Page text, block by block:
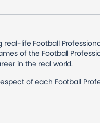
life Football
of the Football
in the real world.
of each Football